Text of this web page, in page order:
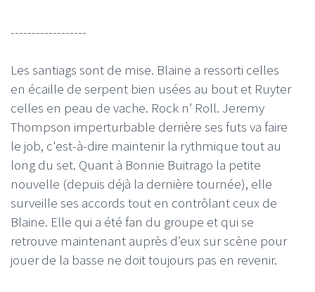
------------------
Les santiags sont de mise. Blaine a ressorti celles
en écaille de serpent bien usées au bout et Ruyter
celles en peau de vache. Rock n’ Roll. Jeremy
Thompson imperturbable derrière ses futs va faire
le job, c'est-à-dire maintenir la rythmique tout au
long du set. Quant à Bonnie Buitrago la petite
nouvelle (depuis déjà la dernière tournée), elle
surveille ses accords tout en contrôlant ceux de
Blaine. Elle qui a été fan du groupe et qui se
retrouve maintenant auprès d’eux sur scène pour
jouer de la basse ne doit toujours pas en revenir.